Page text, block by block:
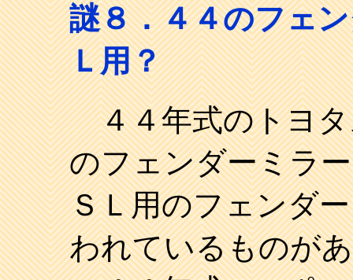
謎８．４４のフェ
Ｌ用？
４４年式のトヨタ
のフェンダーミラ
ＳＬ用のフェンダ
われているものが